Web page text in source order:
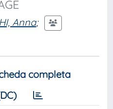
Anna;
completa